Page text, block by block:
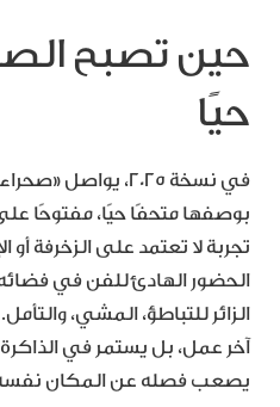
حين تصبح
حيًا
بوصفها متحفًا حيًا، مفتوحًا
تجربة لا تعتمد على الزخرفة أو
الحضور الهادئ للفن في
الزائر للتباطؤ، المشي،
آخر عمل، بل يستمر في
يصعب فصله عن المكان